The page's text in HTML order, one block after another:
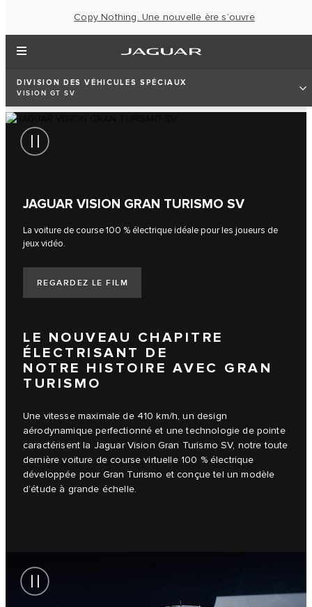
Copy Nothing. Une nouvelle ère s’ouvre
DIVISION DES VÉHICULES SPÉCIAUX
VISION GT SV
JAGUAR VISION GRAN TURISMO SV
La voiture de course 100 % électrique idéale pour les joueurs de
jeux vidéo.
REGARDEZ LE FILM
LE NOUVEAU CHAPITRE
ÉLECTRISANT DE
NOTRE HISTOIRE AVEC GRAN
TURISMO
Une vitesse maximale de 410 km/h, un design
aérodynamique perfectionné et une technologie de pointe
caractérisent la Jaguar Vision Gran Turismo SV, notre toute
dernière voiture de course virtuelle 100 % électrique
développée pour Gran Turismo et conçue tel un modèle
d’étude à grande échelle.